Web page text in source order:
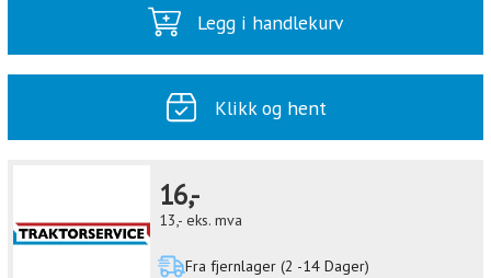
Legg i handlekurv
Klikk og hent
16,-
13,- eks. mva
Fra fjernlager (2 -14 Dager)